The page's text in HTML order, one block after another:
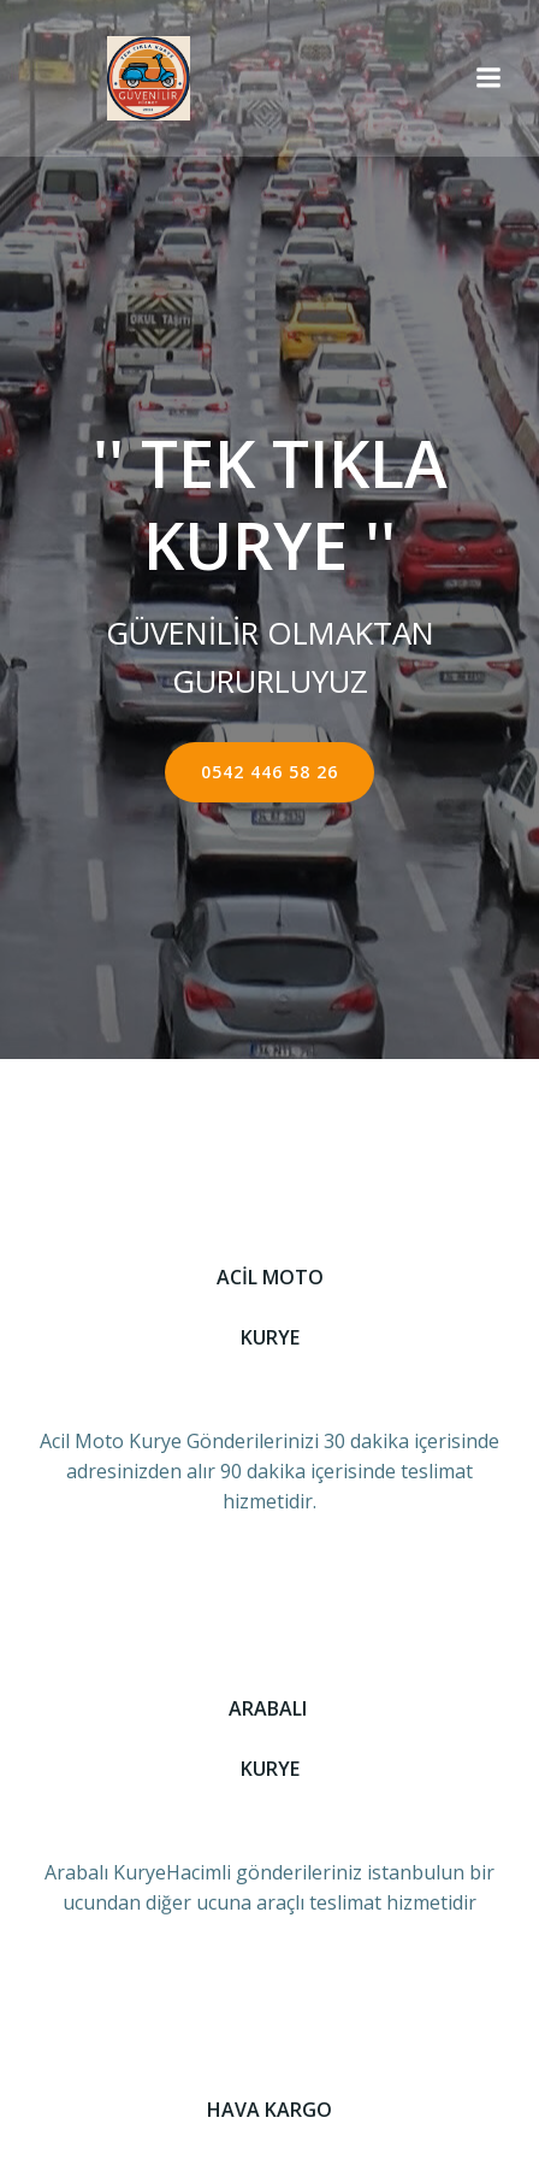
İçeriğe
geç
'' TEK TIKLA
KURYE ''
GÜVENİLİR OLMAKTAN
GURURLUYUZ
0542 446 58 26
ACİL MOTO
KURYE
Acil Moto Kurye Gönderilerinizi 30 dakika içerisinde
adresinizden alır 90 dakika içerisinde teslimat
hizmetidir.
ARABALI
KURYE
Arabalı KuryeHacimli gönderileriniz istanbulun bir
ucundan diğer ucuna araçlı teslimat hizmetidir
HAVA KARGO